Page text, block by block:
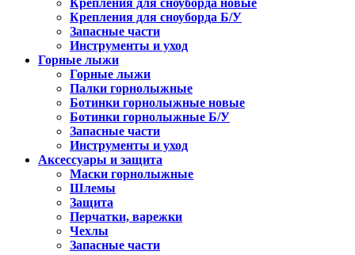
Крепления для сноуборда Б/У
Запасные части
Инструменты и уход
Горные лыжи
Горные лыжи
Палки горнолыжные
Ботинки горнолыжные новые
Ботинки горнолыжные Б/У
Запасные части
Инструменты и уход
Аксессуары и защита
Маски горнолыжные
Шлемы
Защита
Перчатки, варежки
Чехлы
Запасные части